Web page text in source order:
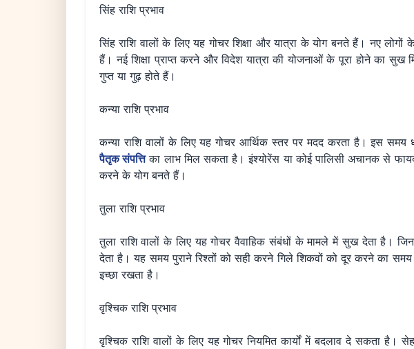
सिंह राशि प्रभाव
सिंह राशि वालों के लिए यह गोचर शिक्षा और यात्रा के योग बनते हैं। नए
हैं। नई शिक्षा प्राप्त करने और विदेश यात्रा की योजनाओं के पूरा होने
गुप्त या गुढ़ होते हैं।
कन्या राशि प्रभाव
कन्या राशि वालों के लिए यह गोचर आर्थिक स्तर पर मदद करता है। इस
पैतृक संपत्तिका लाभ मिल सकता है। इंश्योरेंस या कोई पालिसी अचानक से
करने के योग बनते हैं।
तुला राशि प्रभाव
तुला राशि वालों के लिए यह गोचर वैवाहिक संबंधों के मामले में सुख देता है।
देता है। यह समय पुराने रिश्तों को सही करने गिले शिकवों को दूर करने का
इच्छा रखता है।
वृश्चिक राशि प्रभाव
वृश्चिक राशि वालों के लिए यह गोचर नियमित कार्यों में बदलाव दे सकता